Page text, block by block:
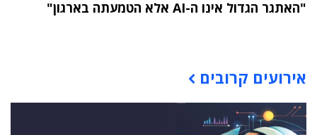
"האתגר הגדול אינו ה-AI אלא הטמעתה בארגון"
אירועים קרובים